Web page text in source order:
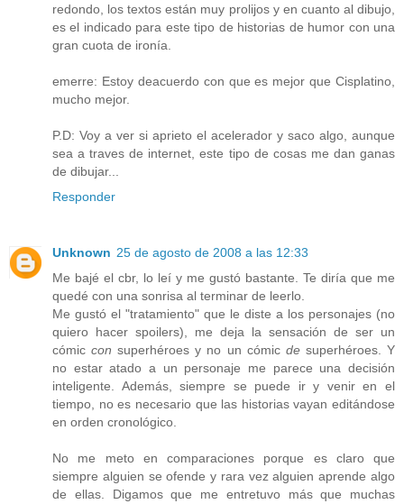
redondo, los textos están muy prolijos y en cuanto al dibujo,
es el indicado para este tipo de historias de humor con una
gran cuota de ironía.
emerre: Estoy deacuerdo con que es mejor que Cisplatino,
mucho mejor.
P.D: Voy a ver si aprieto el acelerador y saco algo, aunque
sea a traves de internet, este tipo de cosas me dan ganas
de dibujar...
Responder
Unknown 25 de agosto de 2008 a las 12:33
Me bajé el cbr, lo leí y me gustó bastante. Te diría que me
quedé con una sonrisa al terminar de leerlo.
Me gustó el "tratamiento" que le diste a los personajes (no
quiero hacer spoilers), me deja la sensación de ser un
cómiccon superhéroes y no un cómic desuperhéroes. Y
no estar atado a un personaje me parece una decisión
inteligente. Además, siempre se puede ir y venir en el
tiempo, no es necesario que las historias vayan editándose
en orden cronológico.
No me meto en comparaciones porque es claro que
siempre alguien se ofende y rara vez alguien aprende algo
de ellas. Digamos que me entretuvo más que muchas